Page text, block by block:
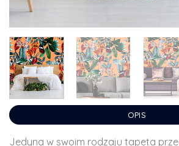
OPIS
Jedyna w swoim rodzaju tapeta